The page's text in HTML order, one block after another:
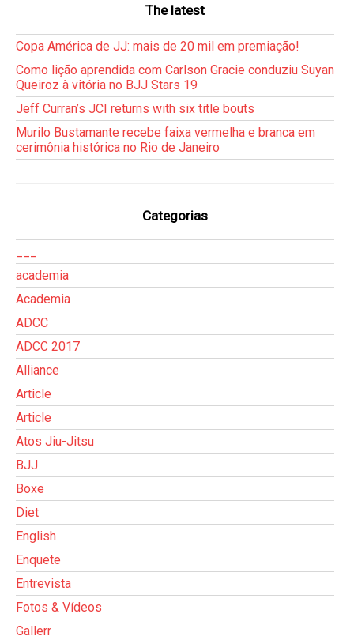
The latest
Copa América de JJ: mais de 20 mil em premiação!
Como lição aprendida com Carlson Gracie conduziu Suyan
Queiroz à vitória no BJJ Stars 19
Jeff Curran’s JCI returns with six title bouts
Murilo Bustamante recebe faixa vermelha e branca em
cerimônia histórica no Rio de Janeiro
Categorias
academia
Academia
ADCC
ADCC 2017
Alliance
Article
Article
Atos Jiu-Jitsu
BJJ
Boxe
Diet
English
Enquete
Entrevista
Fotos & Vídeos
Gallerr